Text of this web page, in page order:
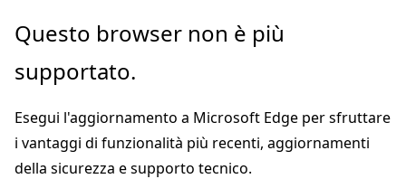
Ignora
passa
contenuto
principale
Questo browser non è più
supportato.
Esegui l'aggiornamento a Microsoft Edge per sfruttare
i vantaggi di funzionalità più recenti, aggiornamenti
della sicurezza e supporto tecnico.